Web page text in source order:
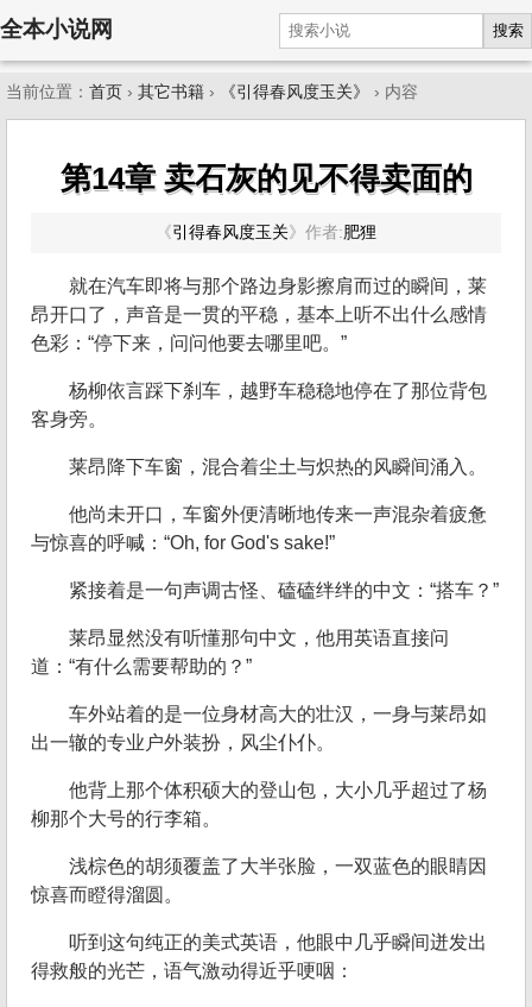
全本小说网 搜索
当前位置： 首页 › 其它书籍 › 《引得春风度玉关》 › 内容
第14章 卖石灰的见不得卖面的
《引得春风度玉关》 作者:肥狸
就在汽车即将与那个路边身影擦肩而过的瞬间，莱
昂开口了，声音是一贯的平稳，基本上听不出什么感情
色彩：“停下来，问问他要去哪里吧。”
杨柳依言踩下刹车，越野车稳稳地停在了那位背包
客身旁。
莱昂降下车窗，混合着尘土与炽热的风瞬间涌入。
他尚未开口，车窗外便清晰地传来一声混杂着疲惫
与惊喜的呼喊：“Oh, for God's sake!”
紧接着是一句声调古怪、磕磕绊绊的中文：“搭车？”
莱昂显然没有听懂那句中文，他用英语直接问
道：“有什么需要帮助的？”
车外站着的是一位身材高大的壮汉，一身与莱昂如
出一辙的专业户外装扮，风尘仆仆。
他背上那个体积硕大的登山包，大小几乎超过了杨
柳那个大号的行李箱。
浅棕色的胡须覆盖了大半张脸，一双蓝色的眼睛因
惊喜而瞪得溜圆。
听到这句纯正的美式英语，他眼中几乎瞬间迸发出
得救般的光芒，语气激动得近乎哽咽：